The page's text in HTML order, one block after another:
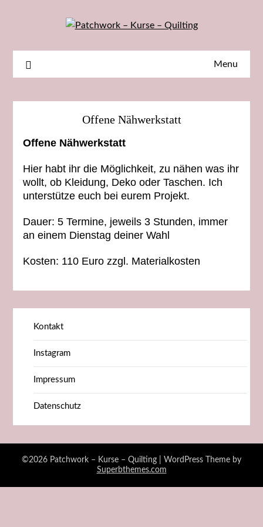
Menu
Offene Nähwerkstatt
Offene Nähwerkstatt
Hier habt ihr die Möglichkeit, zu nähen was ihr
wollt, ob Kleidung, Deko oder Taschen. Ich
unterstütze euch bei eurem Projekt.
Dauer: 5 Termine, jeweils 3 Stunden, immer
an einem Dienstag deiner Wahl
Kosten: 110 Euro zzgl. Materialkosten
Kontakt
Instagram
Impressum
Datenschutz
©2026 Patchwork – Kurse – Quilting
| WordPress Theme by
Superbthemes.com